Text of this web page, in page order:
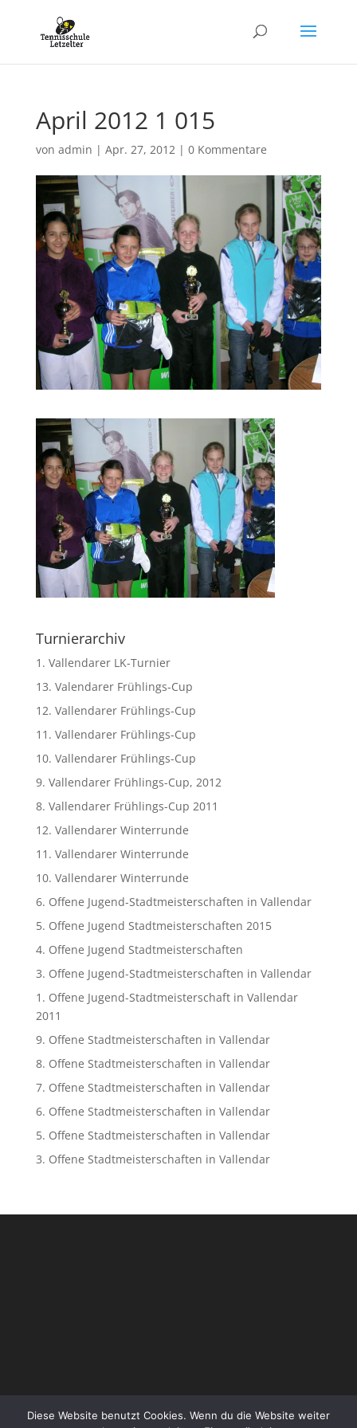
April 2012 1 015
von admin | Apr. 27, 2012| 0 Kommentare
Turnierarchiv
1. Vallendarer LK-Turnier
13. Valendarer Frühlings-Cup
12. Vallendarer Frühlings-Cup
11. Vallendarer Frühlings-Cup
10. Vallendarer Frühlings-Cup
9. Vallendarer Frühlings-Cup, 2012
8. Vallendarer Frühlings-Cup 2011
12. Vallendarer Winterrunde
11. Vallendarer Winterrunde
10. Vallendarer Winterrunde
6. Offene Jugend-Stadtmeisterschaften in Vallendar
5. Offene Jugend Stadtmeisterschaften 2015
4. Offene Jugend Stadtmeisterschaften
3. Offene Jugend-Stadtmeisterschaften in Vallendar
1. Offene Jugend-Stadtmeisterschaft in Vallendar
2011
9. Offene Stadtmeisterschaften in Vallendar
8. Offene Stadtmeisterschaften in Vallendar
7. Offene Stadtmeisterschaften in Vallendar
6. Offene Stadtmeisterschaften in Vallendar
5. Offene Stadtmeisterschaften in Vallendar
3. Offene Stadtmeisterschaften in Vallendar
Diese Website benutzt Cookies. Wenn du die Website weiter